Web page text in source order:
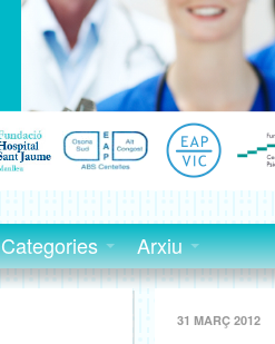
Categories Arxiu
31 MARÇ 2012